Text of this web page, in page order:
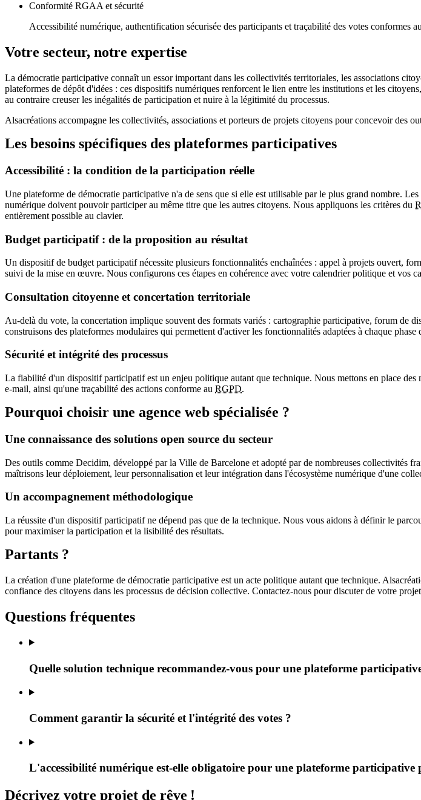
Conformité RGAA et sécurité
Accessibilité numérique, authentification sécurisée des participants et traçabilité des votes conformes
Votre secteur, notre expertise
La démocratie participative connaît un essor important dans les collectivités territoriales, les associations
plateformes de dépôt d'idées : ces dispositifs numériques renforcent le lien entre les institutions et les
au contraire creuser les inégalités de participation et nuire à la légitimité du processus.
Alsacréations accompagne les collectivités, associations et porteurs de projets citoyens pour concevoir des
Les besoins spécifiques des plateformes participatives
Accessibilité : la condition de la participation réelle
Une plateforme de démocratie participative n'a de sens que si elle est utilisable par le plus grand nombre.
numérique doivent pouvoir participer au même titre que les autres citoyens. Nous appliquons les critères du
entièrement possible au clavier.
Budget participatif : de la proposition au résultat
Un dispositif de budget participatif nécessite plusieurs fonctionnalités enchaînées : appel à projets ouvert,
suivi de la mise en œuvre. Nous configurons ces étapes en cohérence avec votre calendrier politique et vos
Consultation citoyenne et concertation territoriale
Au-delà du vote, la concertation implique souvent des formats variés : cartographie participative, forum de
construisons des plateformes modulaires qui permettent d'activer les fonctionnalités adaptées à chaque
Sécurité et intégrité des processus
La fiabilité d'un dispositif participatif est un enjeu politique autant que technique. Nous mettons en place
e-mail, ainsi qu'une traçabilité des actions conforme au RGPD.
Pourquoi choisir une agence web spécialisée ?
Une connaissance des solutions open source du secteur
Des outils comme Decidim, développé par la Ville de Barcelone et adopté par de nombreuses collectivités
maîtrisons leur déploiement, leur personnalisation et leur intégration dans l'écosystème numérique d'une
Un accompagnement méthodologique
La réussite d'un dispositif participatif ne dépend pas que de la technique. Nous vous aidons à définir le
pour maximiser la participation et la lisibilité des résultats.
Partants ?
La création d'une plateforme de démocratie participative est un acte politique autant que technique.
confiance des citoyens dans les processus de décision collective. Contactez-nous pour discuter de votre
Questions fréquentes
Quelle solution technique recommandez-vous pour une plateforme
Comment garantir la sécurité et l'intégrité des votes ?
L'accessibilité numérique est-elle obligatoire pour une plateforme participative
Décrivez votre projet de rêve !